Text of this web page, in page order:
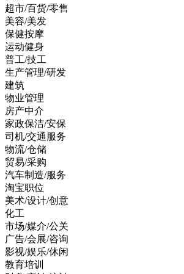
超市/百货/零售
美容/美发
保健按摩
运动健身
普工/技工
生产管理/研发
建筑
物业管理
房产中介
家政保洁/安保
司机/交通服务
物流/仓储
贸易/采购
汽车制造/服务
淘宝职位
美术/设计/创意
化工
市场/媒介/公关
广告/会展/咨询
影视/娱乐/休闲
教育培训